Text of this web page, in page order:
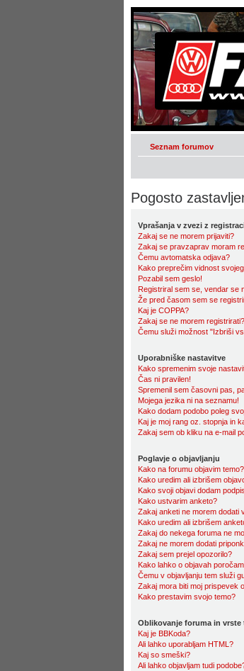
Seznam forumov
Pogosto
Vprašanja v zvezi z
Zakaj se ne morem prijaviti?
Zakaj se pravzaprav moram
Čemu avtomatska odjava?
Kako preprečim vidnost
Pozabil sem geslo!
Registriral sem se, vendar se
Že pred časom sem se
Kaj je COPPA?
Zakaj se ne morem registrirati?
Čemu služi možnost "Izbriši
Uporabniške nastavitve
Kako spremenim svoje
Čas ni pravilen!
Spremenil sem časovni pas,
Mojega jezika ni na seznamu!
Kako dodam podobo poleg
Kaj je moj rang oz. stopnja in
Zakaj sem ob kliku na e-mail
Poglavje o objavljanju
Kako na forumu objavim temo?
Kako uredim ali izbrišem
Kako svoji objavi dodam
Kako ustvarim anketo?
Zakaj anketi ne morem dodati
Kako uredim ali izbrišem
Zakaj do nekega foruma ne
Zakaj ne morem dodati
Zakaj sem prejel opozorilo?
Kako lahko o objavah
Čemu v objavljanju tem služi
Zakaj mora biti moj prispevek
Kako prestavim svojo temo?
Oblikovanje foruma in vrste
Kaj je BBKoda?
Ali lahko uporabljam HTML?
Kaj so smeški?
Ali lahko objavljam tudi